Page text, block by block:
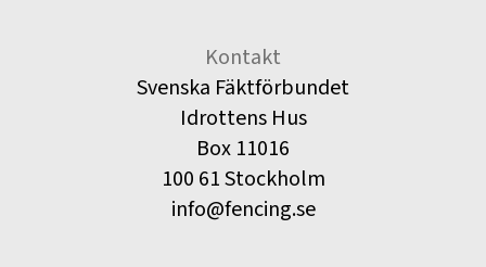
Kontakt
Svenska Fäktförbundet
Idrottens Hus
Box 11016
100 61 Stockholm
info@fencing.se